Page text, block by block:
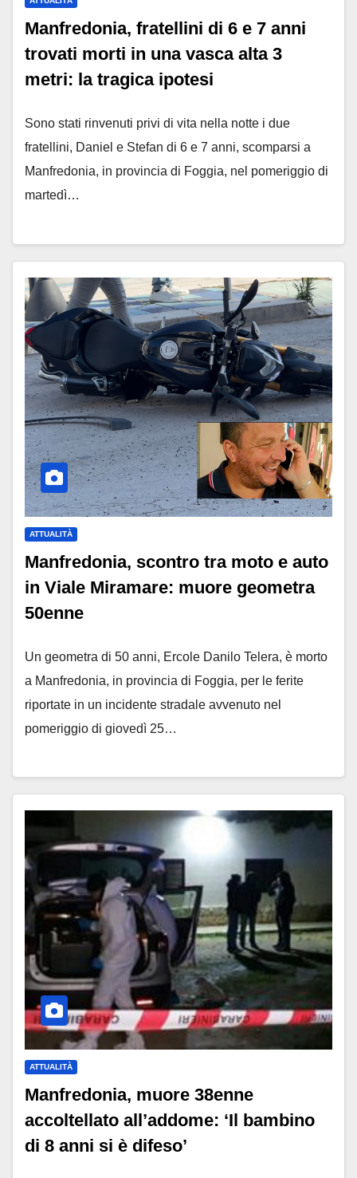
Manfredonia, fratellini di 6 e 7 anni
trovati morti in una vasca alta 3
metri: la tragica ipotesi
Sono stati rinvenuti privi di vita nella notte i due
fratellini, Daniel e Stefan di 6 e 7 anni, scomparsi a
Manfredonia, in provincia di Foggia, nel pomeriggio di
martedì…
ATTUALITÀ
Manfredonia, scontro tra moto e auto
in Viale Miramare: muore geometra
50enne
Un geometra di 50 anni, Ercole Danilo Telera, è morto
a Manfredonia, in provincia di Foggia, per le ferite
riportate in un incidente stradale avvenuto nel
pomeriggio di giovedì 25…
ATTUALITÀ
Manfredonia, muore 38enne
accoltellato all’addome: ‘Il bambino
di 8 anni si è difeso’